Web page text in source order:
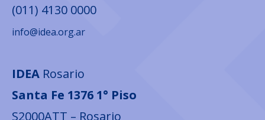
(011) 4130 0000
info@idea.org.ar
IDEA Rosario
Santa Fe 1376 1° Piso
S2000ATT – Rosario